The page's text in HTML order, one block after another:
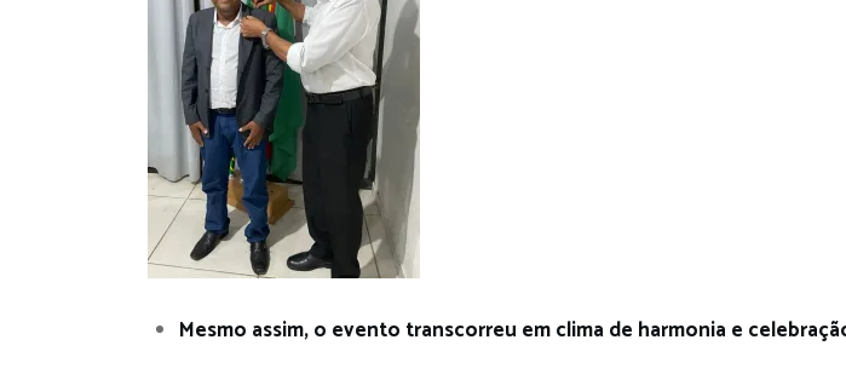
Mesmo assim, o evento transcorreu em clima de harmonia e